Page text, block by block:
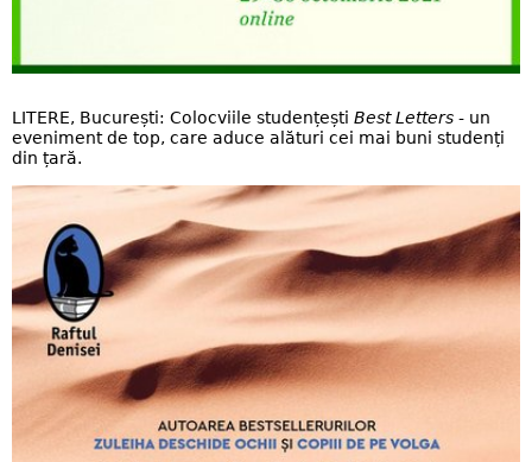
LITERE, București: Colocviile studențești Best Letters - un
eveniment de top, care aduce alături cei mai buni studenți
din țară.